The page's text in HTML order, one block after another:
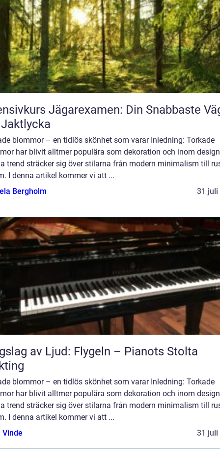
Jägarexamen: Din Snabbaste
blommor – en tidlös skönhet som varar Inledning: Torkade
har blivit alltmer populära som dekoration och inom
trend sträcker sig över stilarna från modern minimalism till
I denna artikel kommer vi att ...
Bergholm
31 juli
av Ljud: Flygeln – Pianots Stolta
blommor – en tidlös skönhet som varar Inledning: Torkade
har blivit alltmer populära som dekoration och inom
trend sträcker sig över stilarna från modern minimalism till
I denna artikel kommer vi att ...
Vinde
31 juli